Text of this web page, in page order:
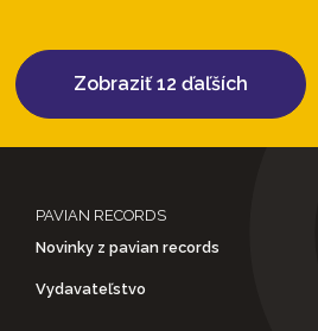
Zobraziť 12 ďaľších
PAVIAN RECORDS
Novinky z pavian records
Vydavateľstvo